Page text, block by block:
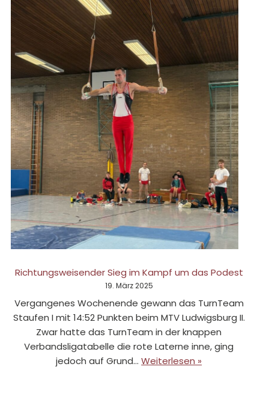
Richtungsweisender Sieg im Kampf um das Podest
19. März 2025
Vergangenes Wochenende gewann das TurnTeam
Staufen I mit 14:52 Punkten beim MTV Ludwigsburg II.
Zwar hatte das TurnTeam in der knappen
Verbandsligatabelle die rote Laterne inne, ging
jedoch auf Grund…Weiterlesen »